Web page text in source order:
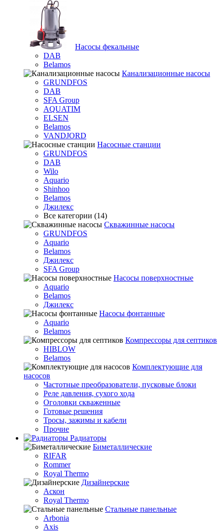
Насосы фекальные
DAB
Belamos
Канализационные насосы
GRUNDFOS
DAB
SFA Group
AQUATIM
ELSEN
Belamos
VANDJORD
Насосные станции
GRUNDFOS
DAB
Wilo
Aquario
Shinhoo
Belamos
Джилекс
Все категории (14)
Скважинные насосы
GRUNDFOS
Aquario
Belamos
Джилекс
SFA Group
Насосы поверхностные
Aquario
Belamos
Джилекс
Насосы фонтанные
Aquario
Belamos
Компрессоры для септиков
HIBLOW
Belamos
Комплектующие для
насосов
Частотные преобразователи, пусковые блоки
Реле давления, сухого хода
Оголовки скваженные
Готовые решения
Тросы, зажимы и кабели
Прочие
Радиаторы
Биметаллические
RIFAR
Rommer
Royal Thermo
Дизайнерские
Аскон
Royal Thermo
Стальные панельные
Arbonia
Axis